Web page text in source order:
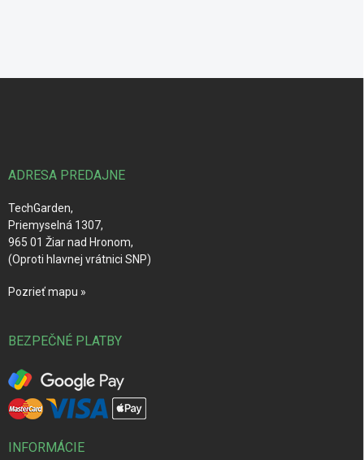
ADRESA PREDAJNE
TechGarden,
Priemyselná 1307,
965 01 Žiar nad Hronom,
(Oproti hlavnej vrátnici SNP)
Pozrieť mapu »
BEZPEČNÉ PLATBY
INFORMÁCIE